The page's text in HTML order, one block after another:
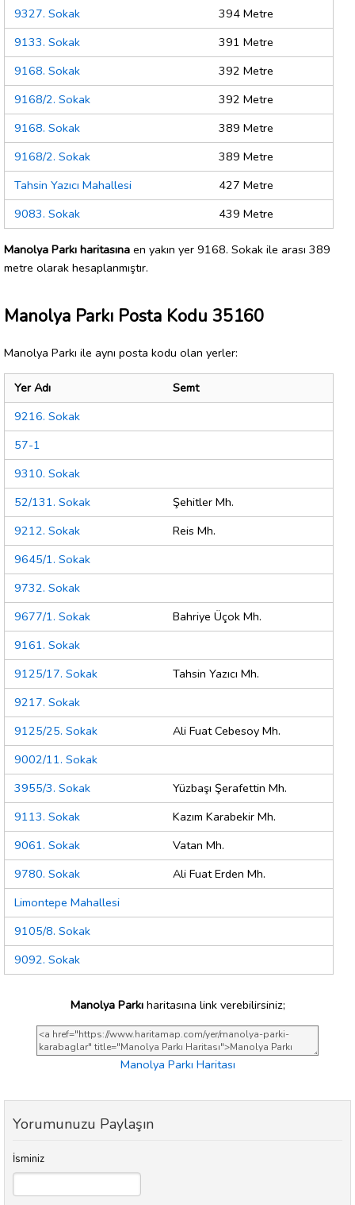
9327. Sokak
394 Metre
9133. Sokak
391 Metre
9168. Sokak
392 Metre
9168/2. Sokak
392 Metre
9168. Sokak
389 Metre
9168/2. Sokak
389 Metre
Tahsin Yazıcı Mahallesi
427 Metre
9083. Sokak
439 Metre
Manolya Parkı haritasına en yakın yer 9168. Sokak ile arası 389
metre olarak hesaplanmıştır.
Manolya Parkı Posta Kodu 35160
Manolya Parkı ile aynı posta kodu olan yerler:
Yer Adı
Semt
9216. Sokak
57-1
9310. Sokak
52/131. Sokak
Şehitler Mh.
9212. Sokak
Reis Mh.
9645/1. Sokak
9732. Sokak
9677/1. Sokak
Bahriye Üçok Mh.
9161. Sokak
9125/17. Sokak
Tahsin Yazıcı Mh.
9217. Sokak
9125/25. Sokak
Ali Fuat Cebesoy Mh.
9002/11. Sokak
3955/3. Sokak
Yüzbaşı Şerafettin Mh.
9113. Sokak
Kazım Karabekir Mh.
9061. Sokak
Vatan Mh.
9780. Sokak
Ali Fuat Erden Mh.
Limontepe Mahallesi
9105/8. Sokak
9092. Sokak
Manolya Parkıharitasına link verebilirsiniz;
Manolya Parkı Haritası
Yorumunuzu Paylaşın
İsminiz